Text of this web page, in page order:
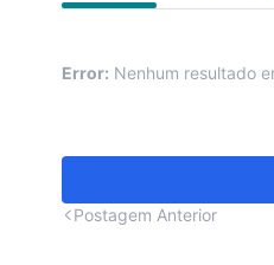
Error: Nenhum resultado
Postagem Anterior